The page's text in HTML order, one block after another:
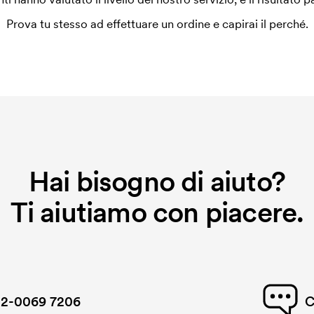
Prova tu stesso ad effettuare un ordine e capirai il perché.
Hai bisogno di aiuto?
Ti aiutiamo con piacere.
0069 7206